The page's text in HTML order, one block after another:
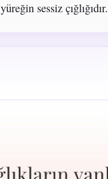
sessiz çığlığıdır.